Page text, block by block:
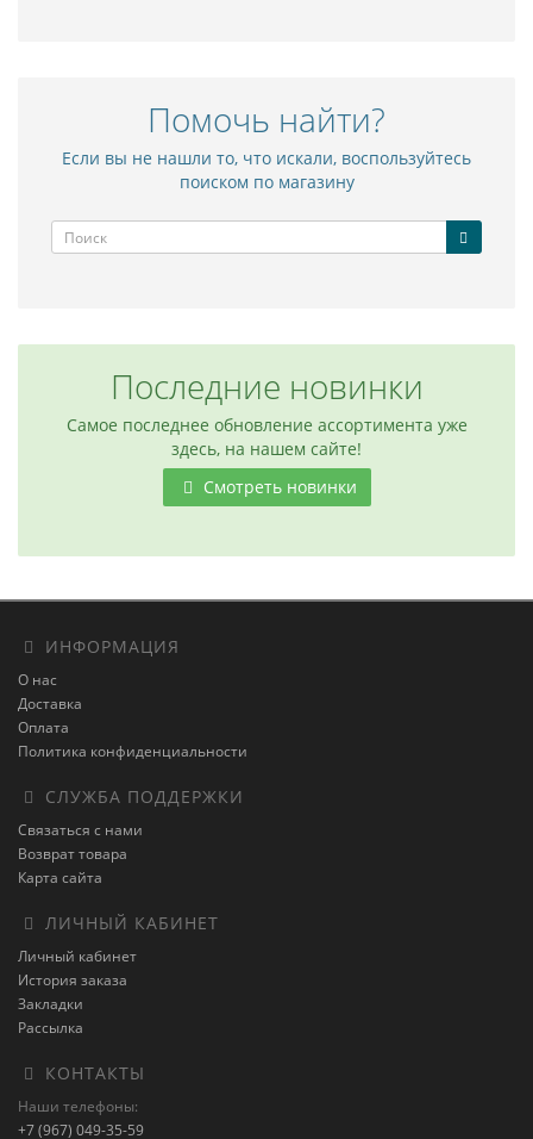
Помочь найти?
Если вы не нашли то, что искали, воспользуйтесь
поиском по магазину
Последние новинки
Самое последнее обновление ассортимента уже
здесь, на нашем сайте!
Смотреть новинки
ИНФОРМАЦИЯ
О нас
Доставка
Оплата
Политика конфиденциальности
СЛУЖБА ПОДДЕРЖКИ
Связаться с нами
Возврат товара
Карта сайта
ЛИЧНЫЙ КАБИНЕТ
Личный кабинет
История заказа
Закладки
Рассылка
КОНТАКТЫ
Наши телефоны:
+7 (967) 049-35-59